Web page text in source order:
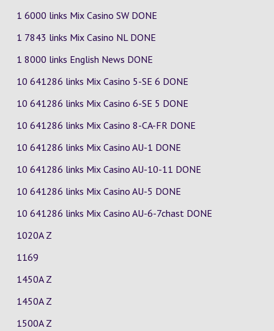
1 6000 links Mix Casino SW DONE
1 7843 links Mix Casino NL DONE
1 8000 links English News DONE
10 641286 links Mix Casino 5-SE 6 DONE
10 641286 links Mix Casino 6-SE 5 DONE
10 641286 links Mix Casino 8-CA-FR DONE
10 641286 links Mix Casino AU-1 DONE
10 641286 links Mix Casino AU-10-11 DONE
10 641286 links Mix Casino AU-5 DONE
10 641286 links Mix Casino AU-6-7chast DONE
1020A Z
1169
1450A Z
1450A Z
1500A Z